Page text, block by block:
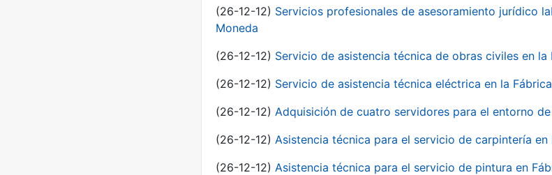
(26-12-12) Servicios profesionales de asesoramiento jurídico
Moneda
(26-12-12) Servicio de asistencia técnica de obras civiles en
(26-12-12) Servicio de asistencia técnica eléctrica en la
(26-12-12) Adquisición de cuatro servidores para el entorno
(26-12-12) Asistencia técnica para el servicio de carpintería en
(26-12-12) Asistencia técnica para el servicio de pintura en